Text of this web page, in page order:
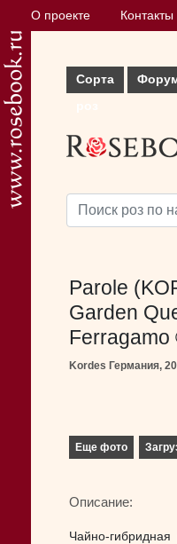
О проекте Контакты
Сорта
Parole
Garden
Ferragamo
Kordes Германия,
Еще фото
Описание:
Чайно-